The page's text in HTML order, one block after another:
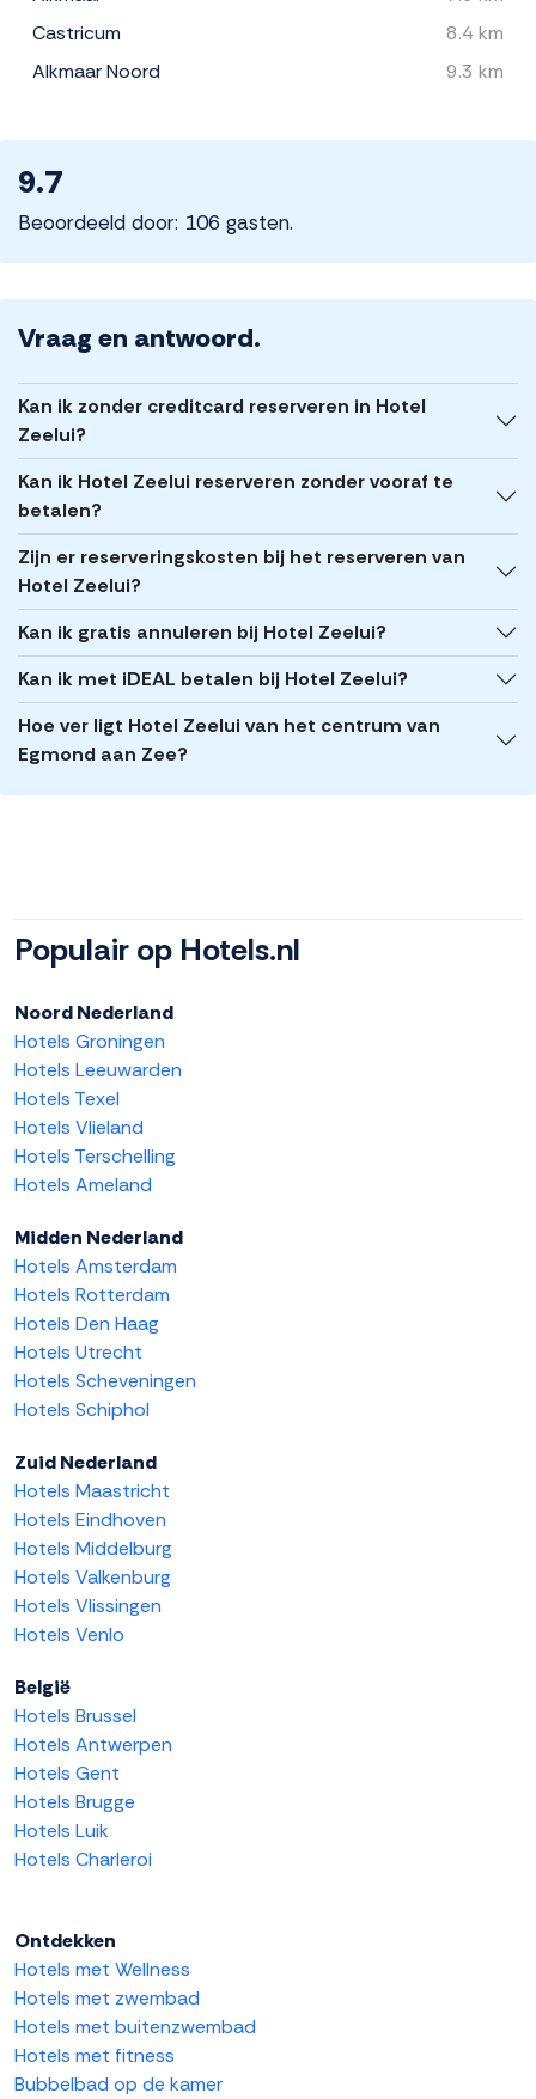
Castricum
8.4 km
Alkmaar Noord
9.3 km
9.7
Beoordeeld door: 106 gasten.
Vraag en antwoord.
Kan ik zonder creditcard reserveren in Hotel
Zeelui?
Kan ik Hotel Zeelui reserveren zonder vooraf te
betalen?
Zijn er reserveringskosten bij het reserveren van
Hotel Zeelui?
Kan ik gratis annuleren bij Hotel Zeelui?
Kan ik met iDEAL betalen bij Hotel Zeelui?
Hoe ver ligt Hotel Zeelui van het centrum van
Egmond aan Zee?
Populair op Hotels.nl
Noord Nederland
Hotels Groningen
Hotels Leeuwarden
Hotels Texel
Hotels Vlieland
Hotels Terschelling
Hotels Ameland
Midden Nederland
Hotels Amsterdam
Hotels Rotterdam
Hotels Den Haag
Hotels Utrecht
Hotels Scheveningen
Hotels Schiphol
Zuid Nederland
Hotels Maastricht
Hotels Eindhoven
Hotels Middelburg
Hotels Valkenburg
Hotels Vlissingen
Hotels Venlo
België
Hotels Brussel
Hotels Antwerpen
Hotels Gent
Hotels Brugge
Hotels Luik
Hotels Charleroi
Ontdekken
Hotels met Wellness
Hotels met zwembad
Hotels met buitenzwembad
Hotels met fitness
Bubbelbad op de kamer